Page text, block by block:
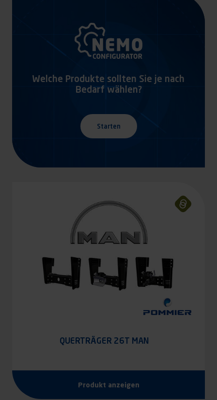
Welche Produkte sollten Sie je nach
Bedarf wählen?
Starten
QUERTRÄGER 26T MAN
Produkt anzeigen